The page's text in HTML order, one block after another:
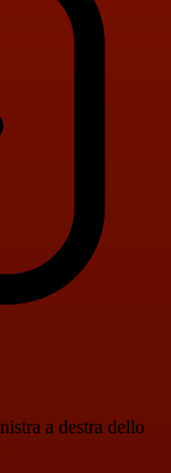
a destra dello